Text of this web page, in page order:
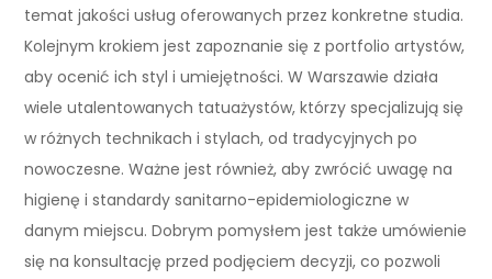
temat jakości usług oferowanych przez konkretne studia.
Kolejnym krokiem jest zapoznanie się z portfolio artystów,
aby ocenić ich styl i umiejętności. W Warszawie działa
wiele utalentowanych tatuażystów, którzy specjalizują się
w różnych technikach i stylach, od tradycyjnych po
nowoczesne. Ważne jest również, aby zwrócić uwagę na
higienę i standardy sanitarno-epidemiologiczne w
danym miejscu. Dobrym pomysłem jest także umówienie
się na konsultację przed podjęciem decyzji, co pozwoli